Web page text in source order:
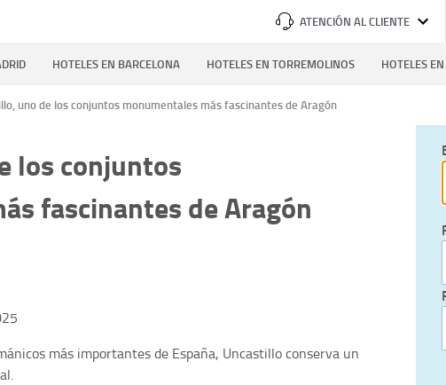
ATENCIÓN AL CLIENTE
HOTELES EN BARCELONA HOTELES EN TORREMOLINOS HOTELES
uno de los conjuntos monumentales más fascinantes de Aragón
los conjuntos
fascinantes de Aragón
más importantes de España, Uncastillo conserva un